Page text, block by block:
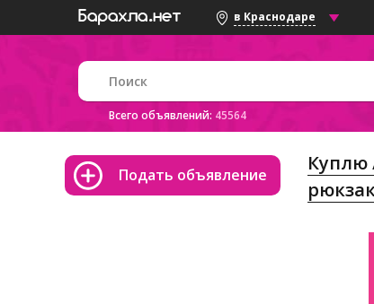
в Краснодаре
Всего объявлений: 45564
Подать объявление Куплю